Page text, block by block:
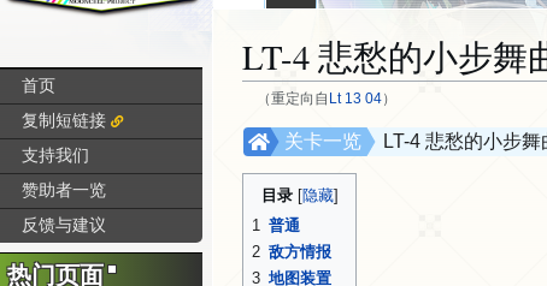
LT-4 悲愁的小步舞
（重定向自 Lt 13 04）
跳
导
航
跳
搜
索
LT-4 悲愁的小步舞
关卡一览
目录
1 普通
2 敌方情报
3 地图装置
首页
复制短链接
支持我们
赞助者一览
反馈与建议
热门页面